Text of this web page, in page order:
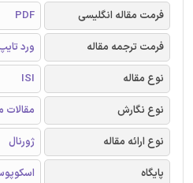
فرمت مقاله انگلیسی
PDF
فرمت ترجمه مقاله
ورد
نوع مقاله
ISI
نوع نگارش
مقالات
نوع ارائه مقاله
ژورنال
پایگاه